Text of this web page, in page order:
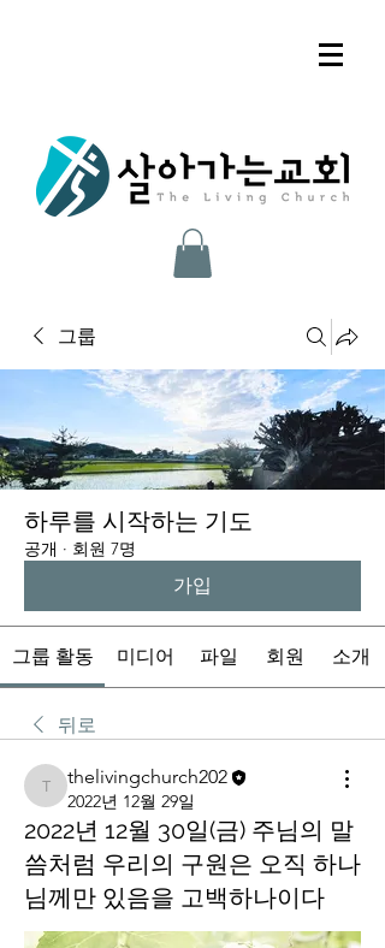
그룹
하루를 시작하는 기도
공개 · 회원 7명
가입
그룹 활동 미디어 파일 회원 소개
뒤로
thelivingchurch202
thelivingchurch202
2022년 12월 29일
2022년 12월 30일(금) 주님의 말
씀처럼 우리의 구원은 오직 하나
님께만 있음을 고백하나이다